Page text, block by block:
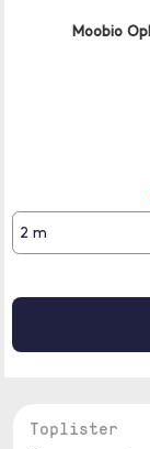
Moobio
2 m
Toplister